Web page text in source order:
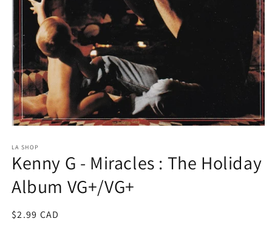
média
1
dans
fenêtre
modale
LA SHOP
Kenny G - Miracles : The Holiday
Album VG+/VG+
Prix
$2.99 CAD